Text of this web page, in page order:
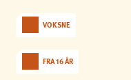
VOKSNE
FRA 16 ÅR
STATISTIKKER
Vi bruger Matomo til anonym
analytics